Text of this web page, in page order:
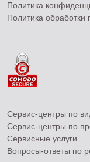
Политика
Политика
Сервис-центры по
Сервис-центры по
Сервисные услуги
Вопросы-ответы по